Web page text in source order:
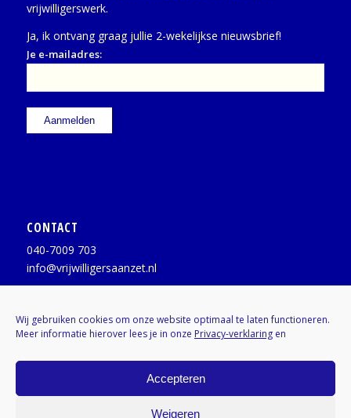
Wij gebruiken cookies om onze website optimaal te laten functioneren.
Meer informatie hierover lees je in onze Privacy-verklaring en
Accepteren
Weigeren
vrijwilligerswerk.
Ja, ik ontvang graag jullie 2-wekelijkse nieuwsbrief!
Je e-mailadres:
CONTACT
040-7009 703
info@vrijwilligersaanzet.nl
X / Twitter:@vrijwilligerAZ
Kenniscentrumvrijwilligers